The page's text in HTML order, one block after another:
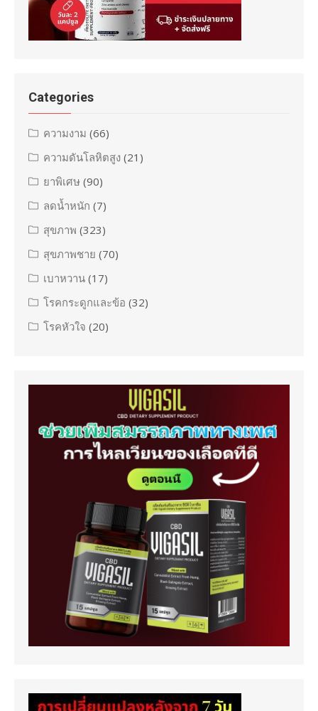
Categories
ความงาม (66)
ความดันโลหิตสูง (21)
ยาพิเศษ (90)
ลดน้ำหนัก (7)
สุขภาพ (323)
สุขภาพชาย (70)
เบาหวาน (17)
โรคกระดูกและข้อ (32)
โรคหัวใจ (20)